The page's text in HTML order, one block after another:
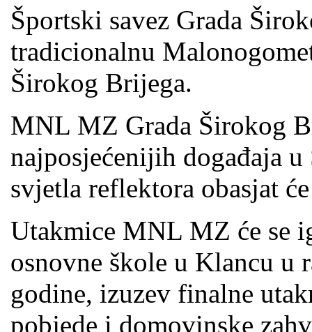
Športski savez Grada
tradicionalnu
Širokog Brijega.
MNL MZ Grada Širokog
najposjećenijih događaja
svjetla reflektora obasjat
Utakmice MNL MZ će se
osnovne škole u Klancu u
godine, izuzev finalne
pobjede i domovinske